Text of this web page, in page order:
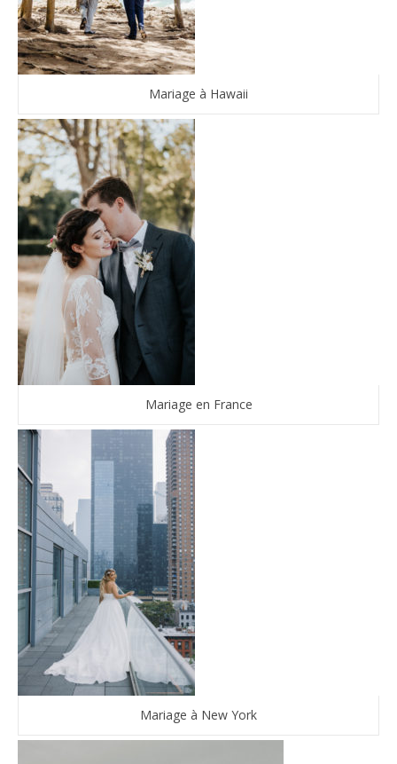
Mariage à Hawaii
Mariage en France
Mariage à New York